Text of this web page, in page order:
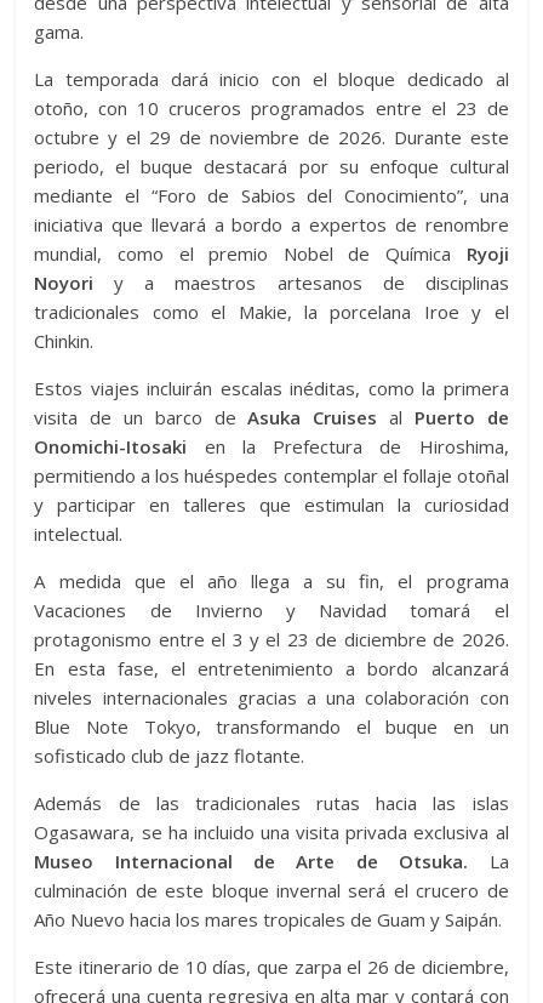
gama.
La temporada dará inicio con el bloque dedicado al
otoño, con 10 cruceros programados entre el 23 de
octubre y el 29 de noviembre de 2026. Durante este
periodo, el buque destacará por su enfoque cultural
mediante el “Foro de Sabios del Conocimiento”, una
iniciativa que llevará a bordo a expertos de renombre
mundial, como el premio Nobel de Química Ryoji
Noyori y a maestros artesanos de disciplinas
tradicionales como el Makie, la porcelana Iroe y el
Chinkin.
Estos viajes incluirán escalas inéditas, como la primera
visita de un barco de Asuka Cruises al Puerto de
Onomichi-Itosaki en la Prefectura de Hiroshima,
permitiendo a los huéspedes contemplar el follaje otoñal
y participar en talleres que estimulan la curiosidad
intelectual.
A medida que el año llega a su fin, el programa
Vacaciones de Invierno y Navidad tomará el
protagonismo entre el 3 y el 23 de diciembre de 2026.
En esta fase, el entretenimiento a bordo alcanzará
niveles internacionales gracias a una colaboración con
Blue Note Tokyo, transformando el buque en un
sofisticado club de jazz flotante.
Además de las tradicionales rutas hacia las islas
Ogasawara, se ha incluido una visita privada exclusiva al
Museo Internacional de Arte de Otsuka. La
culminación de este bloque invernal será el crucero de
Año Nuevo hacia los mares tropicales de Guam y Saipán.
Este itinerario de 10 días, que zarpa el 26 de diciembre,
ofrecerá una cuenta regresiva en alta mar y contará con